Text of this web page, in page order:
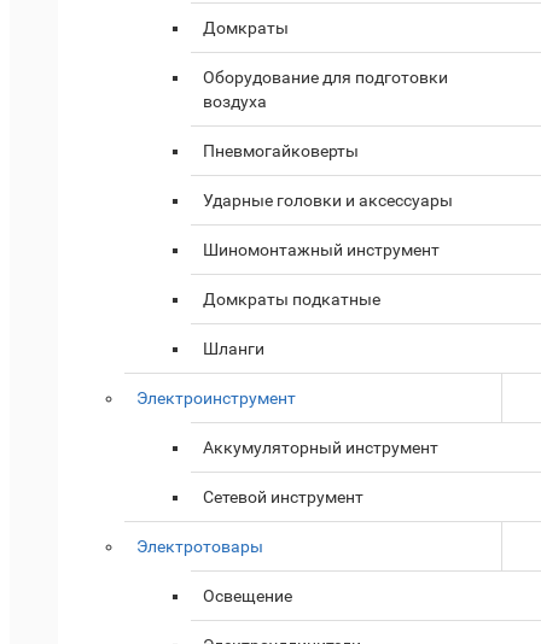
Домкраты
Оборудование для подготовки
воздуха
Пневмогайковерты
Ударные головки и аксессуары
Шиномонтажный инструмент
Домкраты подкатные
Шланги
Электроинструмент
Аккумуляторный инструмент
Сетевой инструмент
Электротовары
Освещение